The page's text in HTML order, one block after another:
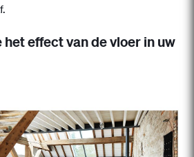
effect van de vloer in uw